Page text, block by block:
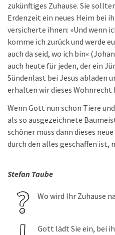
zukünftiges Zuhause. Sie
Erdenzeit ein neues Heim bei
versicherte ihnen: »Und wenn
komme ich zurück und werde
auch da seid, wo ich bin«
auch heute für jeden, der ein
Sündenlast bei Jesus abladen
erhalten wir dieses Wohnrecht
Wenn Gott nun schon Tiere
als so ausgezeichnete
schöner muss dann dieses
durch den alles geschaffen ist,
Stefan Taube
Wo wird Ihr Zuhause
Gott lädt Sie ein, bei